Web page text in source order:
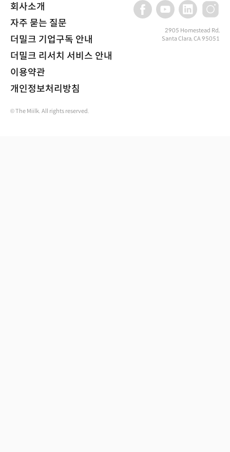
회사소개
자주 묻는 질문
더밀크 기업구독 안내
더밀크 리서치 서비스 안내
이용약관
개인정보처리방침
2905 Homestead Rd,
Santa Clara, CA 95051
© The Miilk. All rights reserved.